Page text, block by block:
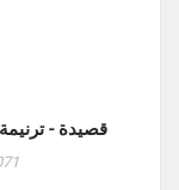
قصيدة -